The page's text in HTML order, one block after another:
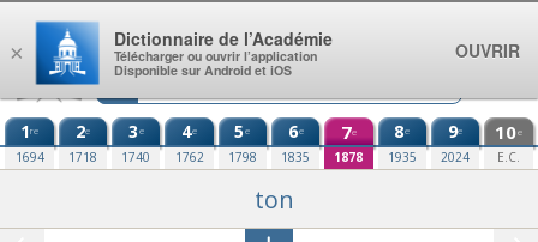
Aller au contenu
1re
1694
2e
1718
3e
1740
4e
1762
5e
1798
6e
1835
7e
1878
8e
1935
9e
2024
10e
E.C.
ton
×
Dictionnaire de l’Académie
Télécharger ou ouvrir l’application
Disponible sur Android et iOS
OUVRIR